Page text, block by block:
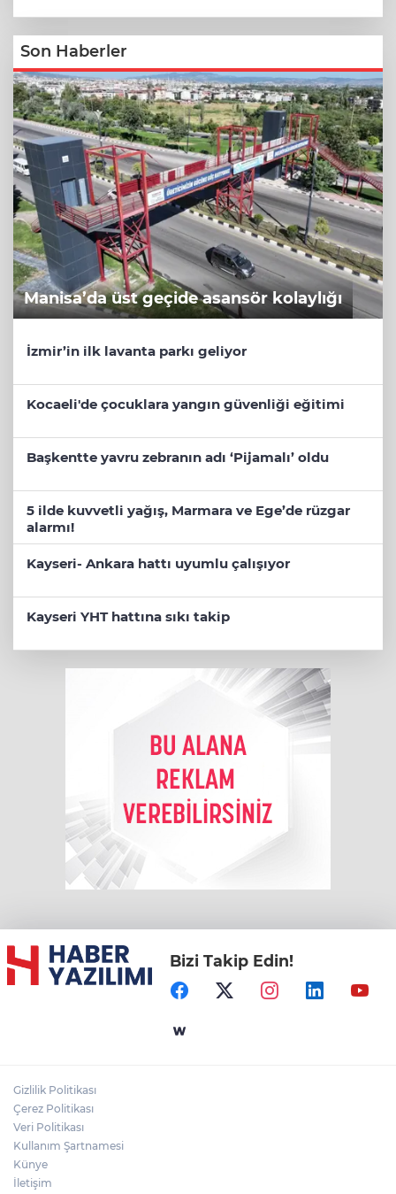
Son Haberler
Manisa’da üst geçide asansör kolaylığı
İzmir’in ilk lavanta parkı geliyor
Kocaeli'de çocuklara yangın güvenliği eğitimi
Başkentte yavru zebranın adı ‘Pijamalı’ oldu
5 ilde kuvvetli yağış, Marmara ve Ege’de rüzgar
alarmı!
Kayseri- Ankara hattı uyumlu çalışıyor
Kayseri YHT hattına sıkı takip
Bizi Takip Edin!
Gizlilik Politikası
Çerez Politikası
Veri Politikası
Kullanım Şartnamesi
Künye
İletişim